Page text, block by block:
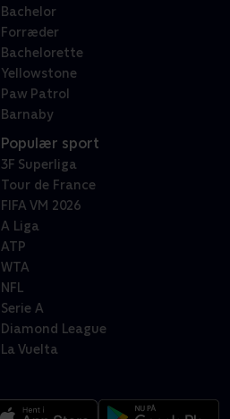
Bachelor
Forræder
Bachelorette
Yellowstone
Paw Patrol
Barnaby
Populær sport
3F Superliga
Tour de France
FIFA VM 2026
A Liga
ATP
WTA
NFL
Serie A
Diamond League
La Vuelta